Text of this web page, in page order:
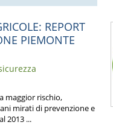
REPORT
PIEMONTE
maggior rischio,
mirati di prevenzione e
2013 ...